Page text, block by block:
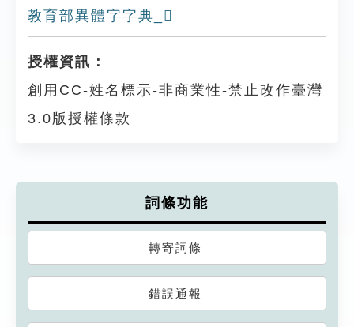
教育部異體字字典_𦏠
授權資訊：
創用CC-姓名標示-非商業性-禁止改作臺灣
3.0版授權條款
詞條功能
轉寄詞條
錯誤通報